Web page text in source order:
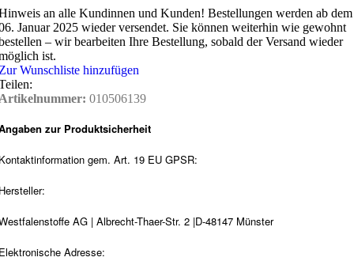
an alle Kundinnen und Kunden! Bestellungen werden ab dem
Januar 2025 wieder versendet. Sie können weiterhin wie gewohnt
– wir bearbeiten Ihre Bestellung, sobald der Versand wieder
ist.
Wunschliste hinzufügen
010506139
zur Produktsicherheit
gem. Art. 19 EU GPSR:
AG | Albrecht-Thaer-Str. 2 |D-48147 Münster
Adresse: